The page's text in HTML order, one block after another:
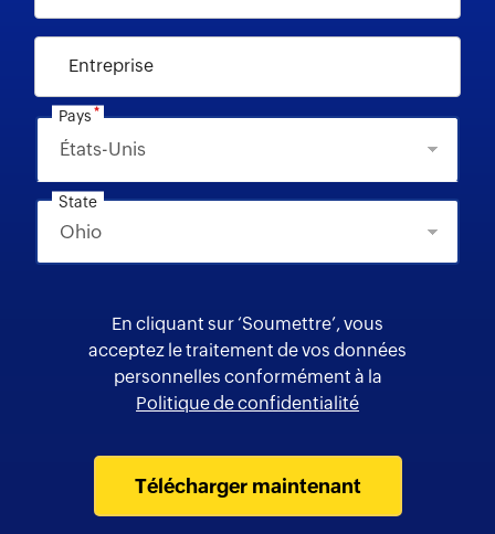
Entreprise
Pays *
State
En cliquant sur ‘Soumettre’, vous
acceptez le traitement de vos données
personnelles conformément à la
Politique de confidentialité
Télécharger maintenant